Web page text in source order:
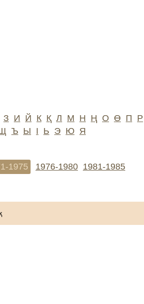
З И Й К Қ Л М Н Ң О Ө П Р
Ъ Ы І Ь Э Ю Я
1975 1976-1980 1981-1985